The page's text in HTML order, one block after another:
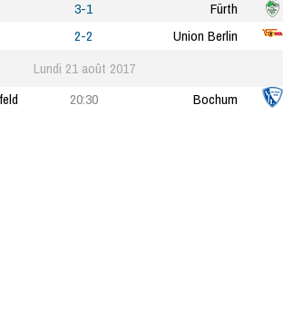
3-1
Fürth
2-2
Union Berlin
Lundi 21 août 2017
20:30 Bochum